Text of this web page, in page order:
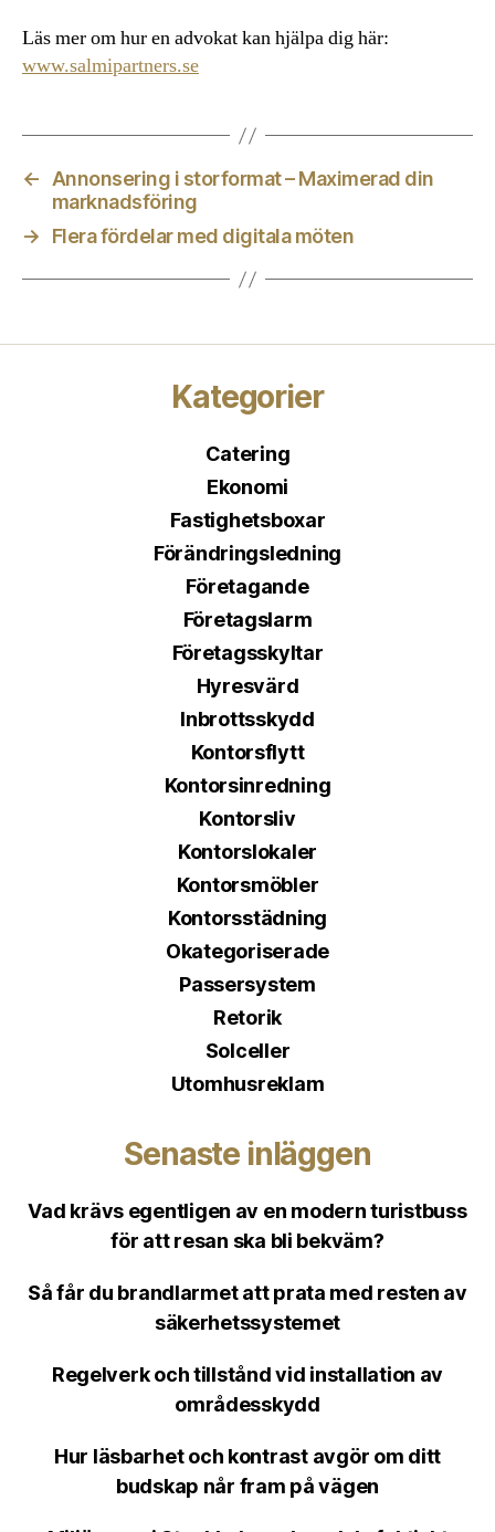
Läs mer om hur en advokat kan hjälpa dig här:
www.salmipartners.se
← Annonsering i storformat – Maximerad din
marknadsföring
→
Flera fördelar med digitala möten
Kategorier
Catering
Ekonomi
Fastighetsboxar
Förändringsledning
Företagande
Företagslarm
Företagsskyltar
Hyresvärd
Inbrottsskydd
Kontorsflytt
Kontorsinredning
Kontorsliv
Kontorslokaler
Kontorsmöbler
Kontorsstädning
Okategoriserade
Passersystem
Retorik
Solceller
Utomhusreklam
Senaste inläggen
Vad krävs egentligen av en modern turistbuss
för att resan ska bli bekväm?
Så får du brandlarmet att prata med resten av
säkerhetssystemet
Regelverk och tillstånd vid installation av
områdesskydd
Hur läsbarhet och kontrast avgör om ditt
budskap når fram på vägen